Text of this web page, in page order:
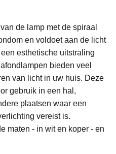
de lamp met de spiraal
en voldoet aan de licht
esthetische uitstraling
bieden veel
van licht in uw huis. Deze
gebruik in een hal,
plaatsen waar een
vereist is.
maten - in wit en koper - en